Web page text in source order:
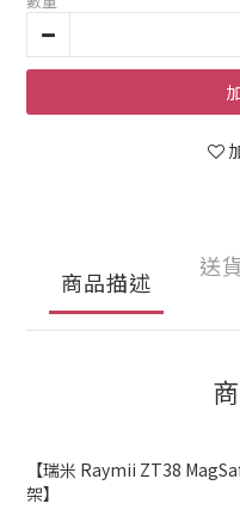
商品描述
送
【瑞米 Raymii ZT38
架】